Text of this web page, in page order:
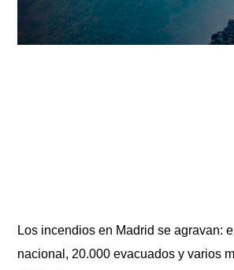
Los incendios en Madrid se agravan:
nacional, 20.000 evacuados y varios